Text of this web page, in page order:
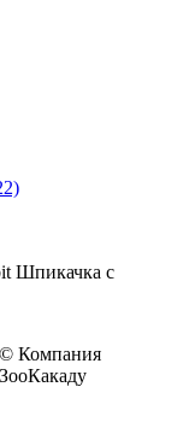
Шпикачка с
© Компания
ЗооКакаду